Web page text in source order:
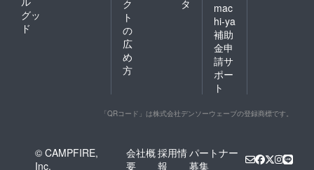
グッ
ド
ク
ト
の
広
め
方
タ
mac
hi-ya
補助
金申
請サ
ポー
ト
「QRコード」は株式会社デンソーウェーブの登録商標です。
© CAMPFIRE,
Inc.
会社概
要
採用情
報
パートナー
募集